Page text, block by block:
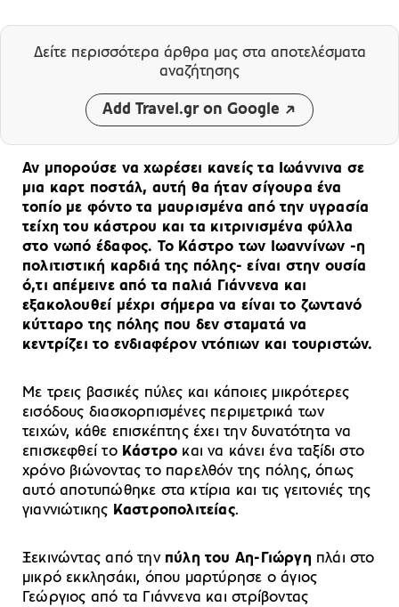
Δείτε περισσότερα άρθρα μας στα αποτελέσματα
αναζήτησης
Add Travel.gr on Google
Αν μπορούσε να χωρέσει κανείς τα Ιωάννινα σε
μια καρτ ποστάλ, αυτή θα ήταν σίγουρα ένα
τοπίο με φόντο τα μαυρισμένα από την υγρασία
τείχη του κάστρου και τα κιτρινισμένα φύλλα
στο νωπό έδαφος. Το Κάστρο των Ιωαννίνων -η
πολιτιστική καρδιά της πόλης- είναι στην ουσία
ό,τι απέμεινε από τα παλιά Γιάννενα και
εξακολουθεί μέχρι σήμερα να είναι το ζωντανό
κύτταρο της πόλης που δεν σταματά να
κεντρίζει το ενδιαφέρον ντόπιων και τουριστών.
Με τρεις βασικές πύλες και κάποιες μικρότερες
εισόδους διασκορπισμένες περιμετρικά των
τειχών, κάθε επισκέπτης έχει την δυνατότητα να
επισκεφθεί το Κάστρο και να κάνει ένα ταξίδι στο
χρόνο βιώνοντας το παρελθόν της πόλης, όπως
αυτό αποτυπώθηκε στα κτίρια και τις γειτονιές της
γιαννιώτικης Καστροπολιτείας.
Ξεκινώντας από τηνπύλη του Αη-Γιώργη πλάι στο
μικρό εκκλησάκι, όπου μαρτύρησε ο άγιος
Γεώργιος από τα Γιάννενα και στρίβοντας